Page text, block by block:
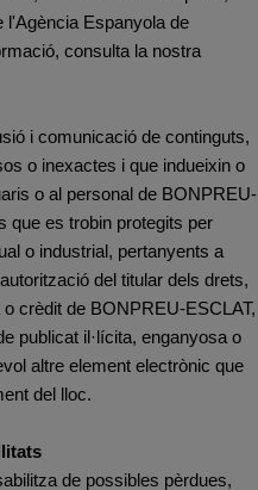
l'Agència Espanyola de
consulta la nostra
i comunicació de continguts,
o inexactes i que indueixin o
o al personal de BONPREU-
que es trobin protegits per
o industrial, pertanyents a
del titular dels drets,
crèdit de BONPREU-ESCLAT,
publicat il·lícita, enganyosa o
altre element electrònic que
del lloc.
de possibles pèrdues,